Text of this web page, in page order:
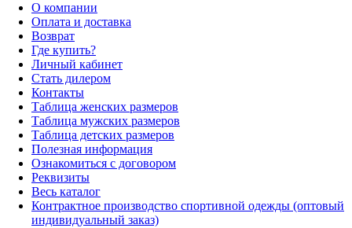
О компании
Оплата и доставка
Возврат
Где купить?
Личный кабинет
Стать дилером
Контакты
Таблица женских размеров
Таблица мужских размеров
Таблица детских размеров
Полезная информация
Ознакомиться с договором
Реквизиты
Весь каталог
Контрактное производство спортивной одежды (оптовый
индивидуальный заказ)